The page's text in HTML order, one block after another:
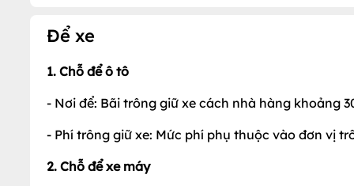
Để xe
1. Chỗ để ô tô
- Nơi để: Bãi trông giữ xe cách nhà hàng khoảng
- Phí trông giữ xe: Mức phí phụ thuộc vào đơn vị
2. Chỗ để xe máy